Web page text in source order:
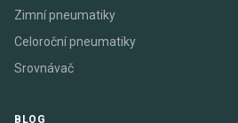
Zimní pneumatiky
Celoroční pneumatiky
Srovnávač
BLOG